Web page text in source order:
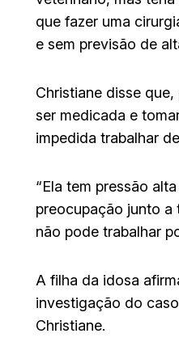
que fazer uma
e sem previsão de
Christiane disse
ser medicada e
impedida trabalhar
“Ela tem pressão
preocupação junto a
não pode trabalhar
A filha da idosa
investigação do
Christiane.